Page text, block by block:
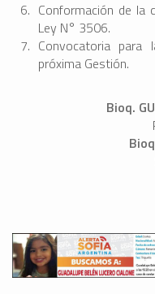
Conformación de la
Ley N° 3506.
Convocatoria
próxima Gestión.
Bioq.